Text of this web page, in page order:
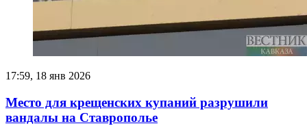
17:59, 18 янв 2026
Место для крещенских купаний разрушили
вандалы на Ставрополье